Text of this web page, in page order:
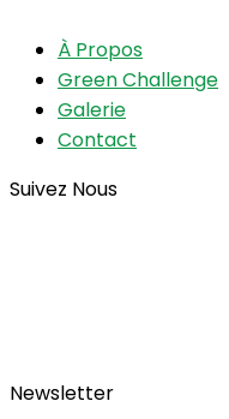
À Propos
Green Challenge
Galerie
Contact
Suivez Nous
Newsletter